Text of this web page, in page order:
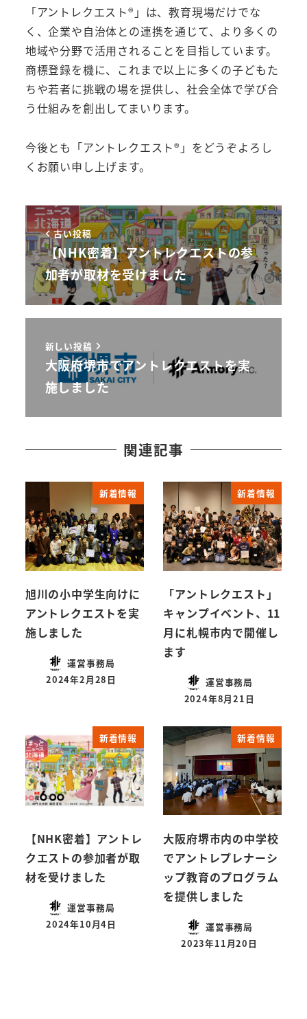
「アントレクエスト®」は、教育現場だけでな
く、企業や自治体との連携を通じて、より多くの
地域や分野で活用されることを目指しています。
商標登録を機に、これまで以上に多くの子どもた
ちや若者に挑戦の場を提供し、社会全体で学び合
う仕組みを創出してまいります。
今後とも「アントレクエスト®」をどうぞよろし
くお願い申し上げます。
古い投稿
【NHK密着】アントレクエストの参
加者が取材を受けました
新しい投稿
大阪府堺市でアントレクエストを実
施しました
関連記事
新着情報
旭川の小中学生向けに
アントレクエストを実
施しました
運営事務局
2024年2月28日
新着情報
「アントレクエスト」
キャンプイベント、11
月に札幌市内で開催し
ます
運営事務局
2024年8月21日
新着情報
【NHK密着】アントレ
クエストの参加者が取
材を受けました
運営事務局
2024年10月4日
新着情報
大阪府堺市内の中学校
でアントレプレナーシ
ップ教育のプログラム
を提供しました
運営事務局
2023年11月20日